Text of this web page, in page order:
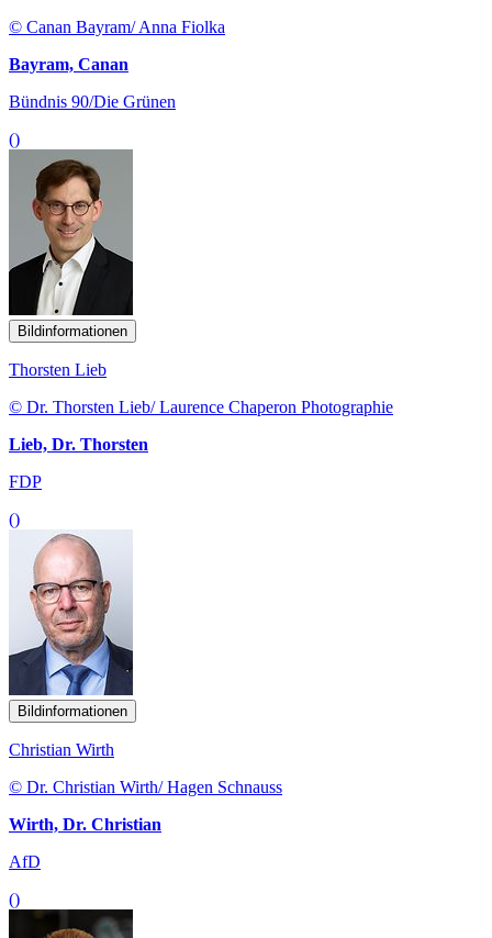
© Canan Bayram/ Anna Fiolka
Bayram, Canan
Bündnis 90/Die Grünen
()
Bildinformationen
Thorsten Lieb
© Dr. Thorsten Lieb/ Laurence Chaperon Photographie
Lieb, Dr. Thorsten
FDP
()
Bildinformationen
Christian Wirth
© Dr. Christian Wirth/ Hagen Schnauss
Wirth, Dr. Christian
AfD
()